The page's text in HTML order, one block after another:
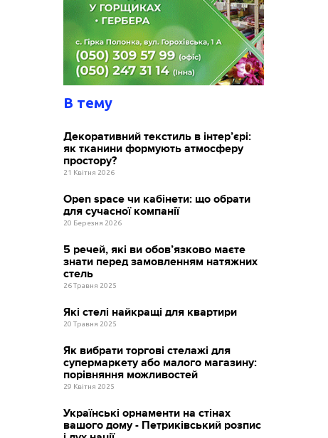
В тему
Декоративний текстиль в інтер’єрі:
як тканини формують атмосферу
простору?
21 Квітня 2026
Open space чи кабінети: що обрати
для сучасної компанії
20 Березня 2026
5 речей, які ви обов’язково маєте
знати перед замовленням натяжних
стель
26 Травня 2025
Які стелі найкращі для квартири
20 Травня 2025
Як вибрати торгові стелажі для
супермаркету або малого магазину:
порівняння можливостей
29 Квітня 2025
Українські орнаменти на стінах
вашого дому - Петриківський розпис